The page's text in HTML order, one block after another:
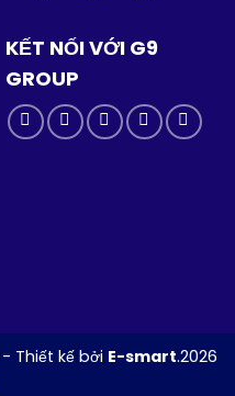
KẾT NỐI VỚI G9
GROUP
- Thiết kế bởi E-smart.2026